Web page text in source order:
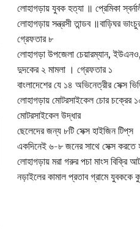
লোহাগড়ায় যুবক হত্যা ॥ প্রেমিকা
লোহাগড়ায় সন্ত্রসী তান্ডব ॥বাড়িঘর
গ্রেফতার ৮
লোহাগড়া উপজেলা চেয়ারম্যান,
দুদকের ২ মামলা । গ্রেফতার ১
বাংলাদেশের যে ১৪ অভিনেত্রীর সেক্স
লোহাগড়ায় মোটরসাইকেল চোর
মোটরসাইকেল উদ্ধার
ছেলেদের জন্য ৮টি সেক্স হাইজিন টিপ্‌স
একদিনেই ৬-৮ জনের সাথে সেক্স
লোহাগড়ায় মরা গরুর পচা মাংস বিক্রি
নড়াইলের কামাল প্রতাব গ্রামে যুবককে